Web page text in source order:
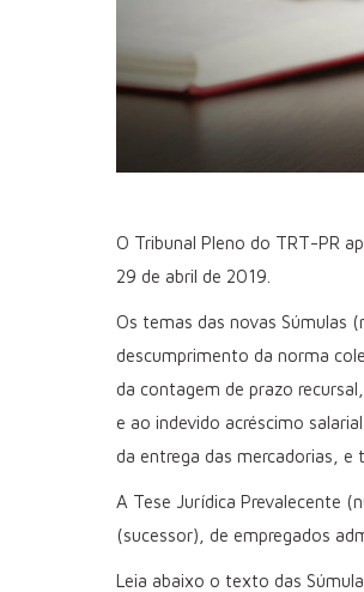
O Tribunal Pleno do TRT-PR
29 de abril de 2019.
Os temas das novas Súmulas
descumprimento da norma
da contagem de prazo
e ao indevido acréscimo
da entrega das mercadorias,
A Tese Jurídica Prevalecente
(sucessor), de empregados
Leia abaixo o texto das